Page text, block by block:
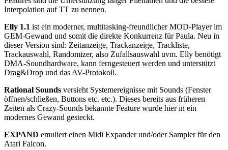
Interpolation auf TT zu nennen.
Elly 1.1 ist ein moderner, multitasking-freundlicher MOD-Player im
GEM-Gewand und somit die direkte Konkurrenz für Paula. Neu in
dieser Version sind: Zeitanzeige, Trackanzeige, Trackliste,
Trackauswahl, Randomizer, also Zufallsauswahl uvm. Elly benötigt
DMA-Soundhardware, kann ferngesteuert werden und unterstützt
Drag&Drop und das AV-Protokoll.
Rational Sounds versieht Systemereignisse mit Sounds (Fenster
öffnen/schließen, Buttons etc. etc.). Dieses bereits aus früheren
Zeiten als Crazy-Sounds bekannte Feature wurde hier in ein
modernes Gewand gesteckt.
EXPAND emuliert einen Midi Expander und/oder Sampler für den
Atari Falcon.